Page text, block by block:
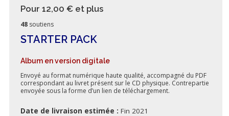
Pour 12,00 € et plus
48 soutiens
STARTER PACK
Album en version digitale
Envoyé au format numérique haute qualité, accompagné du PDF
correspondant au livret présent sur le CD physique. Contrepartie
envoyée sous la forme d’un lien de téléchargement.
Date de livraison estimée : Fin 2021